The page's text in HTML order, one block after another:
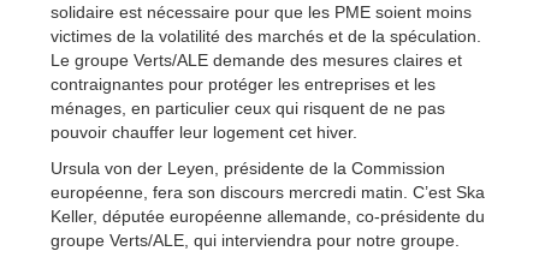
solidaire est nécessaire pour que les PME soient moins
victimes de la volatilité des marchés et de la spéculation.
Le groupe Verts/ALE demande des mesures claires et
contraignantes pour protéger les entreprises et les
ménages, en particulier ceux qui risquent de ne pas
pouvoir chauffer leur logement cet hiver.
Ursula von der Leyen, présidente de la Commission
européenne, fera son discours mercredi matin. C’est Ska
Keller, députée européenne allemande, co-présidente du
groupe Verts/ALE, qui interviendra pour notre groupe.